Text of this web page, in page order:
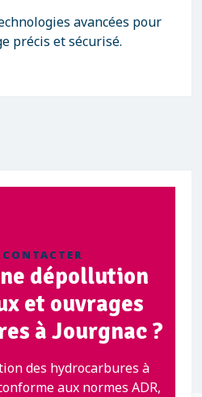
avancées pour
précis et sécurisé.
dépollution
et ouvrages
à Jourgnac ?
des hydrocarbures à
aux normes ADR,